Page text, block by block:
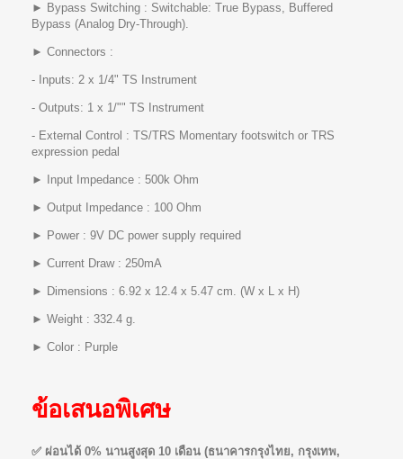
► Bypass Switching : Switchable: True Bypass, Buffered
Bypass (Analog Dry-Through).
► Connectors :
- Inputs: 2 x 1/4" TS Instrument
- Outputs: 1 x 1/"" TS Instrument
- External Control : TS/TRS Momentary footswitch or TRS
expression pedal
► Input Impedance : 500k Ohm
► Output Impedance : 100 Ohm
► Power : 9V DC power supply required
► Current Draw : 250mA
► Dimensions : 6.92 x 12.4 x 5.47 cm. (W x L x H)
► Weight : 332.4 g.
► Color : Purple
ข้อเสนอพิเศษ
✅ ผ่อนได้ 0% นานสูงสุด 10 เดือน (ธนาคารกรุงไทย, กรุงเทพ,